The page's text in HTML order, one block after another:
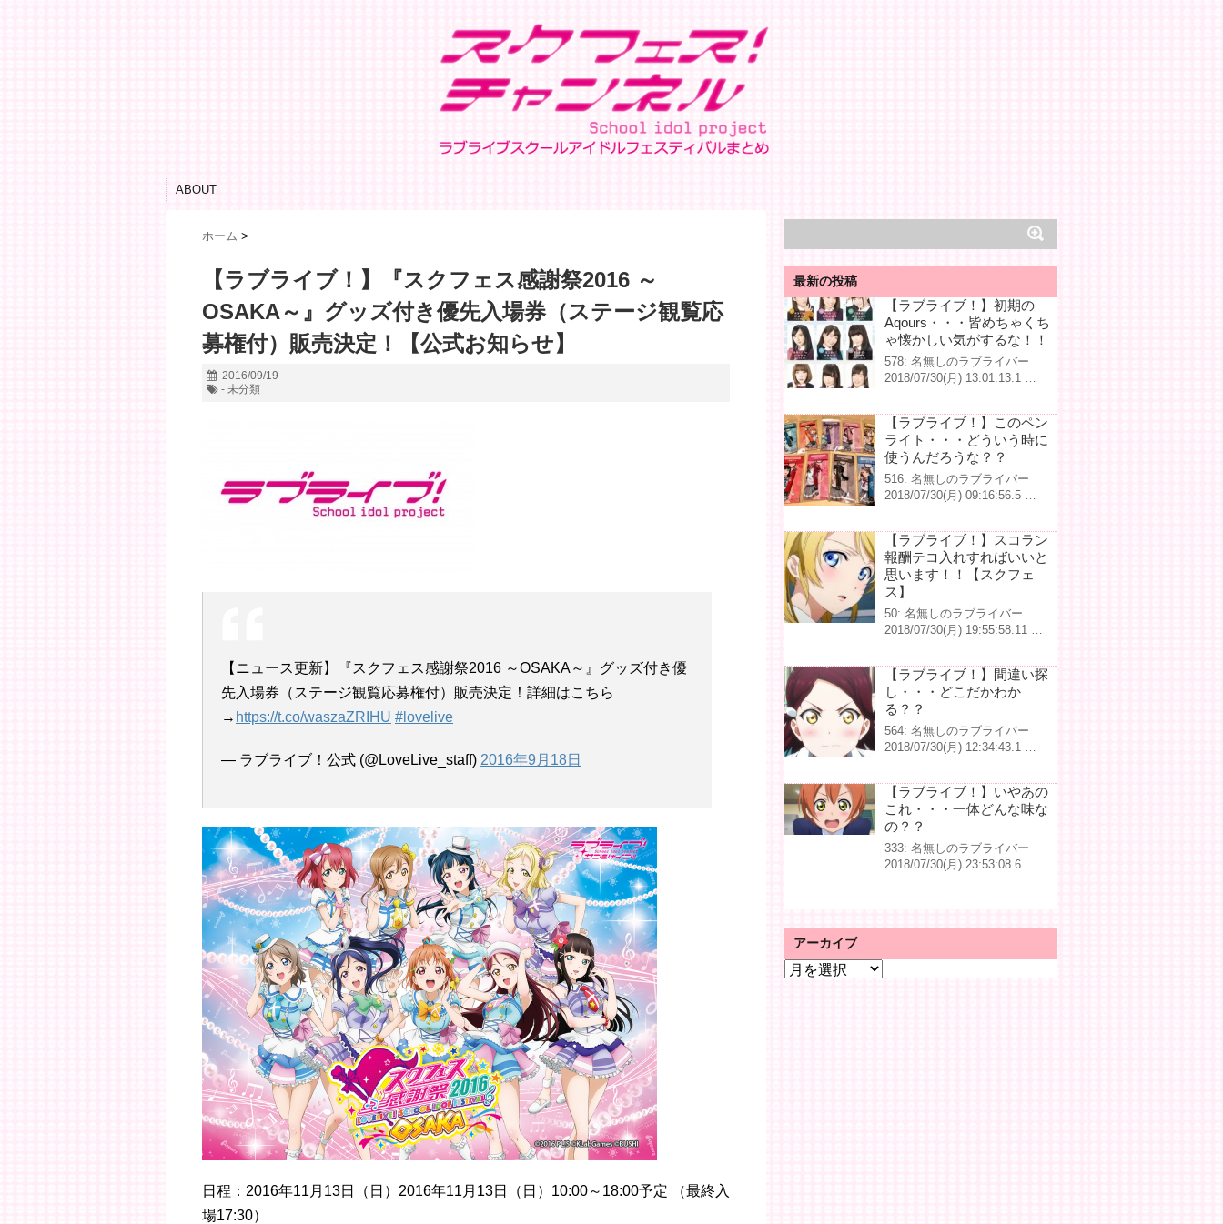
ABOUT
ホーム >
【ラブライブ！】『スクフェス感謝祭2016 ～
OSAKA～』グッズ付き優先入場券（ステージ観覧応
募権付）販売決定！【公式お知らせ】
2016/09/19
- 未分類
【ニュース更新】『スクフェス感謝祭2016 ～OSAKA～』グッズ付き優
先入場券（ステージ観覧応募権付）販売決定！詳細はこちら
→ https://t.co/waszaZRIHU #lovelive
— ラブライブ！公式 (@LoveLive_staff) 2016年9月18日
日程：2016年11月13日（日）2016年11月13日（日）10:00～18:00予定 （最終入
場17:30）
最新の投稿
【ラブライブ！】初期の
Aqours・・・皆めちゃくち
ゃ懐かしい気がするな！！
578: 名無しのラブライバー
2018/07/30(月) 13:01:13.1 …
【ラブライブ！】このペン
ライト・・・どういう時に
使うんだろうな？？
516: 名無しのラブライバー
2018/07/30(月) 09:16:56.5 …
【ラブライブ！】スコラン
報酬テコ入れすればいいと
思います！！【スクフェ
ス】
50: 名無しのラブライバー
2018/07/30(月) 19:55:58.11 …
【ラブライブ！】間違い探
し・・・どこだかわか
る？？
564: 名無しのラブライバー
2018/07/30(月) 12:34:43.1 …
【ラブライブ！】いやあの
これ・・・一体どんな味な
の？？
333: 名無しのラブライバー
2018/07/30(月) 23:53:08.6 …
アーカイブ
ア